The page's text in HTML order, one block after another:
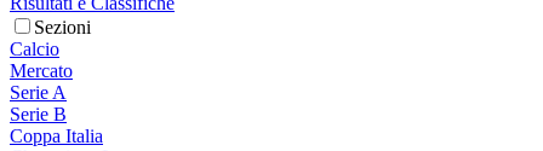
Sezioni
Calcio
Mercato
Serie A
Serie B
Coppa Italia